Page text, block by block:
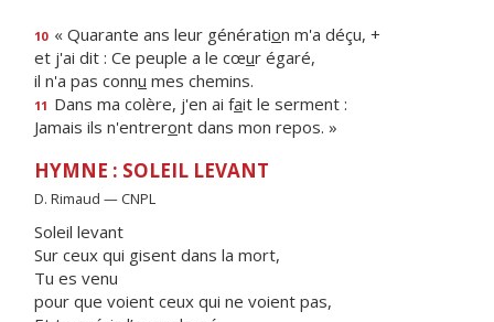
10 « Quarante ans leur génération m'a déçu, +
et j'ai dit : Ce peuple a le cœur égaré,
il n'a pas connu mes chemins.
11 Dans ma colère, j'en ai fait le serment :
Jamais ils n'entreront dans mon repos. »
HYMNE : SOLEIL LEVANT
D. Rimaud — CNPL
Soleil levant
Sur ceux qui gisent dans la mort,
Tu es venu
pour que voient ceux qui ne voient pas,